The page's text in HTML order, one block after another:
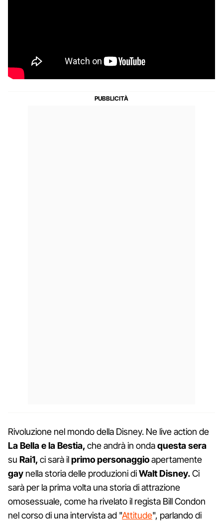
Rivoluzione nel mondo della Disney. Ne live action de
La Bella e la Bestia, che andrà in ondaquesta sera
su Rai1, ci sarà ilprimo personaggioapertamente
gay nella storia delle produzioni diWalt Disney.Ci
sarà per la prima volta una storia di attrazione
omosessuale, come ha rivelato il regista Bill Condon
nel corso di una intervista ad "Attitude", parlando di